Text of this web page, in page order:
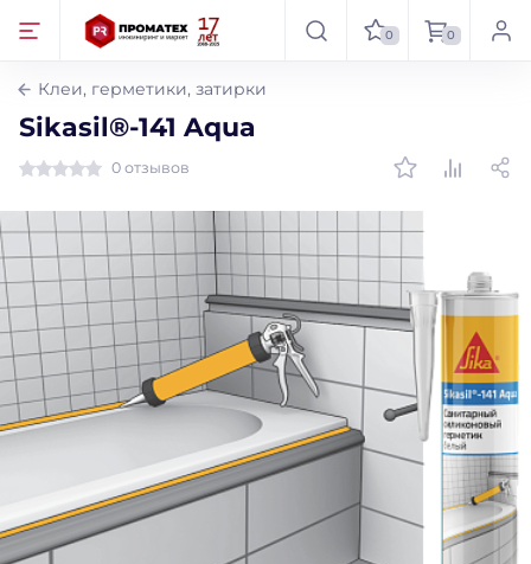
0 0
Клеи, герметики, затирки
Sikasil®-141 Aqua
0 отзывов